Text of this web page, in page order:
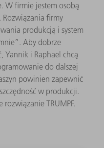
W firmie jestem osobą
Rozwiązania firmy
produkcją i system
Aby dobrze
Yannik i Raphael chcą
do dalszej
powinien zapewnić
w produkcji.
TRUMPF.